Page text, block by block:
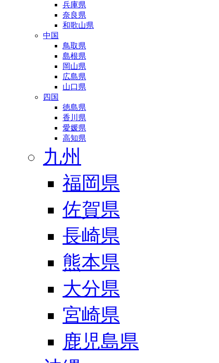
兵庫県
奈良県
和歌山県
中国
鳥取県
島根県
岡山県
広島県
山口県
四国
徳島県
香川県
愛媛県
高知県
九州
福岡県
佐賀県
長崎県
熊本県
大分県
宮崎県
鹿児島県